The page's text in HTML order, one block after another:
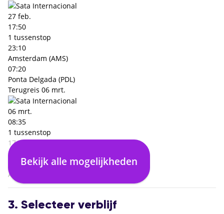
27 feb.
17:50
1 tussenstop
23:10
Amsterdam (AMS)
07:20
Ponta Delgada (PDL)
Terugreis 06 mrt.
06 mrt.
08:35
1 tussenstop
17:00
Ponta Delgada (PDL)
06:25
Amsterdam (AMS)
Bekijk alle mogelijkheden
3. Selecteer verblijf